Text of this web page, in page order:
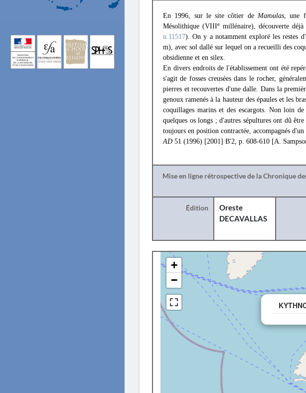
En 1996, sur le site côtier de Maroulas, une
Mésolithique (VIIIemillénaire), découverte
n.11517). On y a notamment exploré les restes
m), avec sol dallé sur lequel on a recueilli des
obsidienne et en silex.
En divers endroits de l'établissement ont été
s'agit de fosses creusées dans le rocher,
pierres et recouvertes d'une dalle. Dans la
genoux ramenés à la hauteur des épaules et les
coquillages marins et des escargots. Non loin
quelques os longs ; d'autres sépultures ont dû
toujours en position contractée, accompagnés
AD 51 (1996) [2001] B'2, p. 608-610 [A.
Mise en ligne rétrospective de la Chronique
Édition
Oreste
DECAVALLAS
+
−